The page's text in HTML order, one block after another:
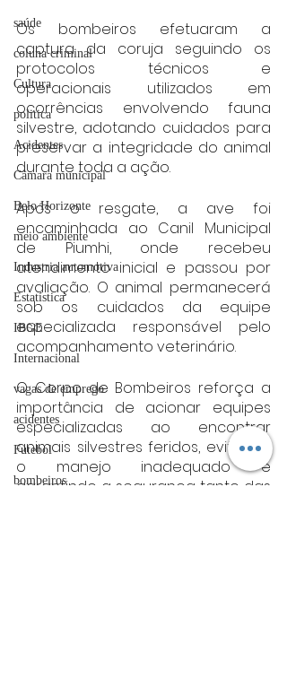
saúde
coluna criminal
Cultura
politica
Acidentes
Câmara municipal
Belo Horizonte
meio ambiente
Industria automotiva
Estatística
IBGE
Internacional
vagas de emprego
acidentes
Futebol
bombeiros
Os bombeiros efetuaram a
captura da coruja seguindo os
protocolos técnicos e
operacionais utilizados em
ocorrências envolvendo fauna
silvestre, adotando cuidados para
preservar a integridade do animal
durante toda a ação.
Após o resgate, a ave foi
encaminhada ao Canil Municipal
de Piumhi, onde recebeu
atendimento inicial e passou por
avaliação. O animal permanecerá
sob os cuidados da equipe
especializada responsável pelo
acompanhamento veterinário.
O Corpo de Bombeiros reforça a
importância de acionar equipes
especializadas ao encontrar
animais silvestres feridos, evitando
o manejo inadequado e
garantindo a segurança tanto das